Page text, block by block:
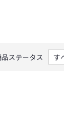
品ステータス